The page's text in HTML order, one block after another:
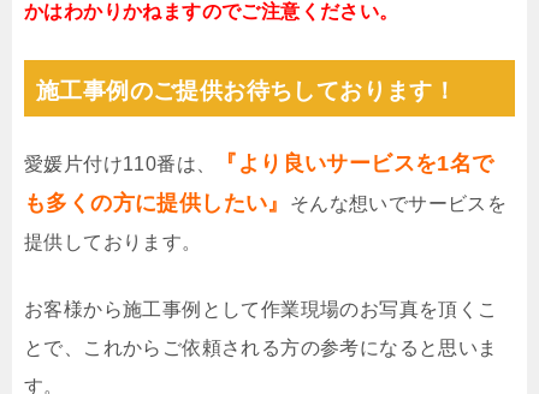
かはわかりかねますのでご注意ください。
施工事例のご提供お待ちしております！
愛媛片付け110番は、
『より良いサービスを1名で
も多くの方に提供したい』
そんな想いでサービスを
提供しております。
お客様から施工事例として作業現場のお写真を頂くこ
とで、これからご依頼される方の参考になると思いま
す。